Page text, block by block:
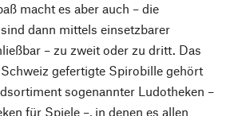
macht es aber auch – die
dann mittels einsetzbarer
– zu zweit oder zu dritt. Das
gefertigte Spirobille gehört
sogenannter Ludotheken –
für Spiele –, in denen es allen